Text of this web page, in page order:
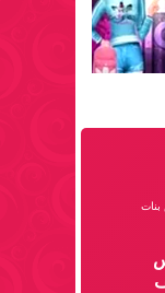
بنات